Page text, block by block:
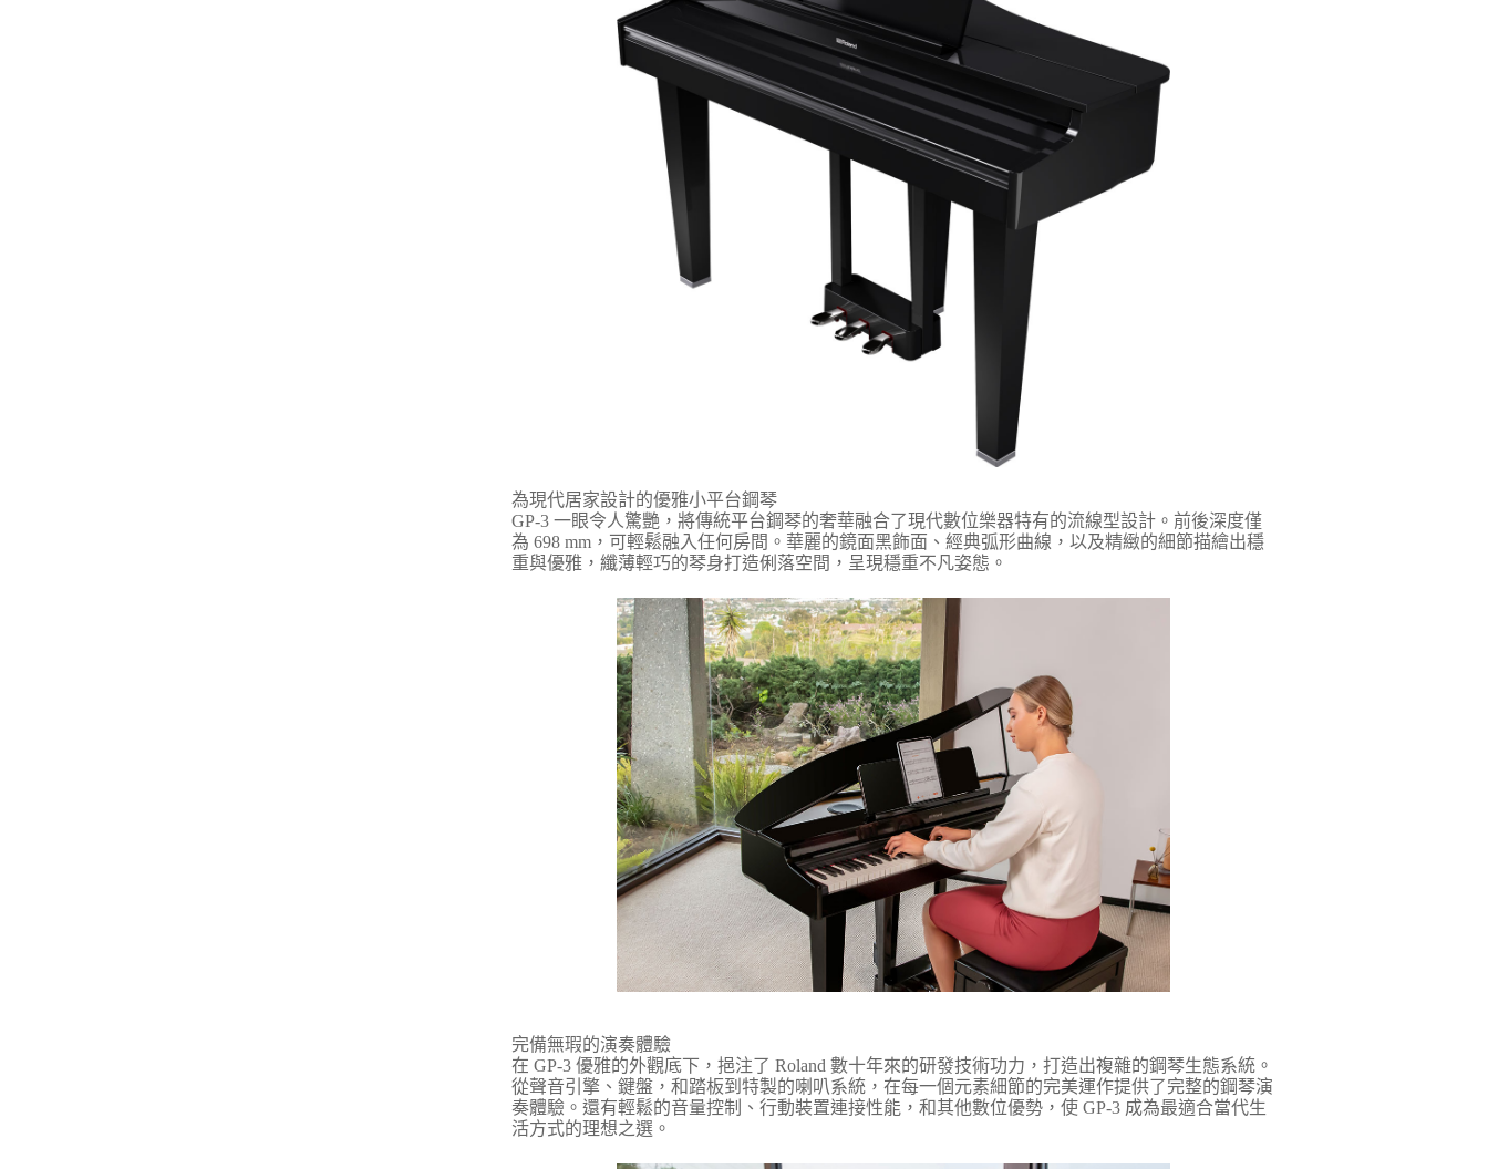
為現代居家設計的優雅小平台鋼琴
GP-3 一眼令人驚艷，將傳統平台鋼琴的奢華融合了現代數位樂器特有的流線型設計。前後深度僅
為 698 mm，可輕鬆融入任何房間。華麗的鏡面黑飾面、經典弧形曲線，以及精緻的細節描繪出穩
重與優雅，纖薄輕巧的琴身打造俐落空間，呈現穩重不凡姿態。
完備無瑕的演奏體驗
在 GP-3 優雅的外觀底下，挹注了 Roland 數十年來的研發技術功力，打造出複雜的鋼琴生態系統。
從聲音引擎、鍵盤，和踏板到特製的喇叭系統，在每一個元素細節的完美運作提供了完整的鋼琴演
奏體驗。還有輕鬆的音量控制、行動裝置連接性能，和其他數位優勢，使 GP-3 成為最適合當代生
活方式的理想之選。